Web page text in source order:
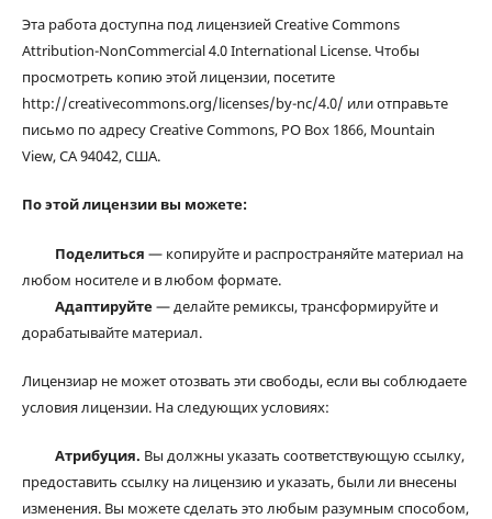
Эта работа доступна под лицензией Creative Commons
Attribution-NonCommercial 4.0 International License. Чтобы
просмотреть копию этой лицензии, посетите
http://creativecommons.org/licenses/by-nc/4.0/ или отправьте
письмо по адресу Creative Commons, PO Box 1866, Mountain
View, CA 94042, США.
По этой лицензии вы можете:
Поделиться — копируйте и распространяйте материал на
любом носителе и в любом формате.
Адаптируйте— делайте ремиксы, трансформируйте и
дорабатывайте материал.
Лицензиар не может отозвать эти свободы, если вы соблюдаете
условия лицензии. На следующих условиях:
Атрибуция. Вы должны указать соответствующую ссылку,
предоставить ссылку на лицензию и указать, были ли внесены
изменения. Вы можете сделать это любым разумным способом,